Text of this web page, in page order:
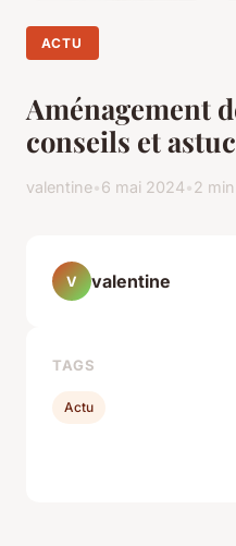
ACTU
Aménagement
conseils et
valentine•6 mai 2024•2
V valentine
TAGS
Actu